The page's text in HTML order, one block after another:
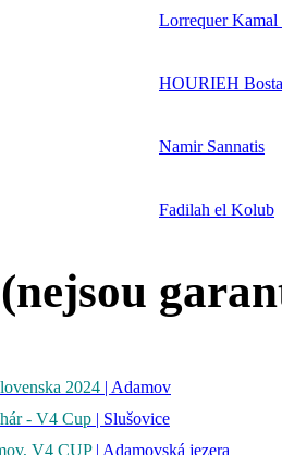
Lorrequer
HOURIEH
Namir Sannatis
Fadilah el Kolub
2024 | Adamov
- V4 Cup | Slušovice
V4 CUP| Adamovská jezera